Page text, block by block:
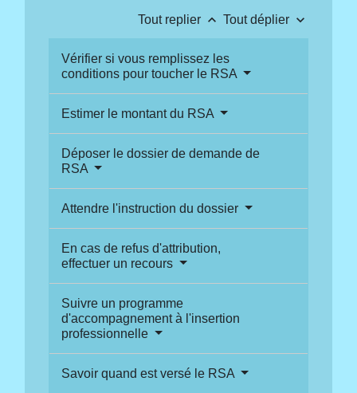
Tout replier keyboard_arrow_up Tout déplier keyboard_arrow_down
Vérifier si vous remplissez les
conditions pour toucher le RSA
Estimer le montant du RSA
Déposer le dossier de demande de
RSA
Attendre l'instruction du dossier
En cas de refus d'attribution,
effectuer un recours
Suivre un programme
d'accompagnement à l'insertion
professionnelle
Savoir quand est versé le RSA